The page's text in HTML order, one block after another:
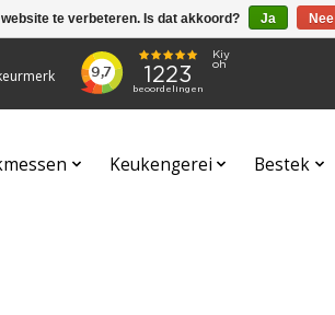
Keukengerei Bestek
te verbeteren. Is dat akkoord? Ja Nee